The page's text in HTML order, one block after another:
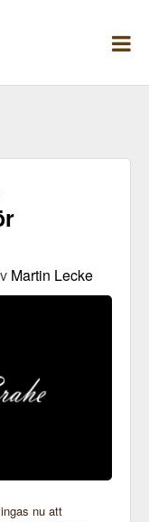
Martin Lecke
nu att